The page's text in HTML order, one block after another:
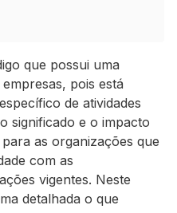
que possui uma
pois está
de atividades
significado e o impacto
as organizações que
com as
vigentes. Neste
detalhada o que